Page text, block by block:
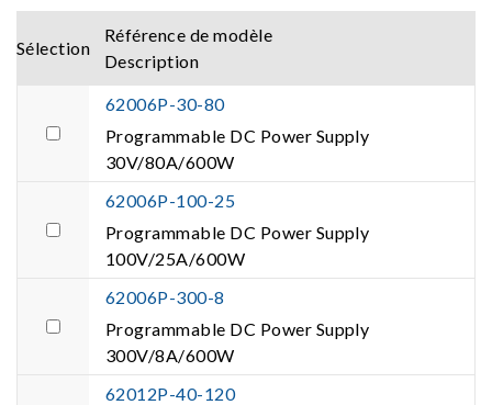
Sélection
Référence de modèle
Description
62006P-30-80
Programmable DC Power Supply
30V/80A/600W
62006P-100-25
Programmable DC Power Supply
100V/25A/600W
62006P-300-8
Programmable DC Power Supply
300V/8A/600W
62012P-40-120